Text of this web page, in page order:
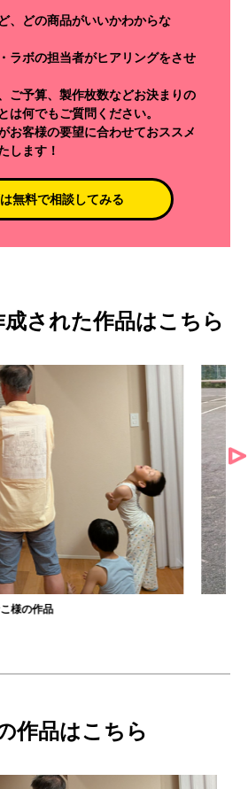
、どの商品がいいかわからな
ラボの担当者がヒアリングをさせ
ご予算、製作枚数などお決まりの
は何でもご質問ください。
お客様の要望に合わせておススメ
します！
無料で相談してみる
成された作品はこちら
大硬式庭球部様の作品
作品はこちら